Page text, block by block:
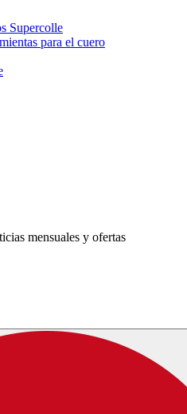
Supercolle
para el cuero
mensuales y ofertas